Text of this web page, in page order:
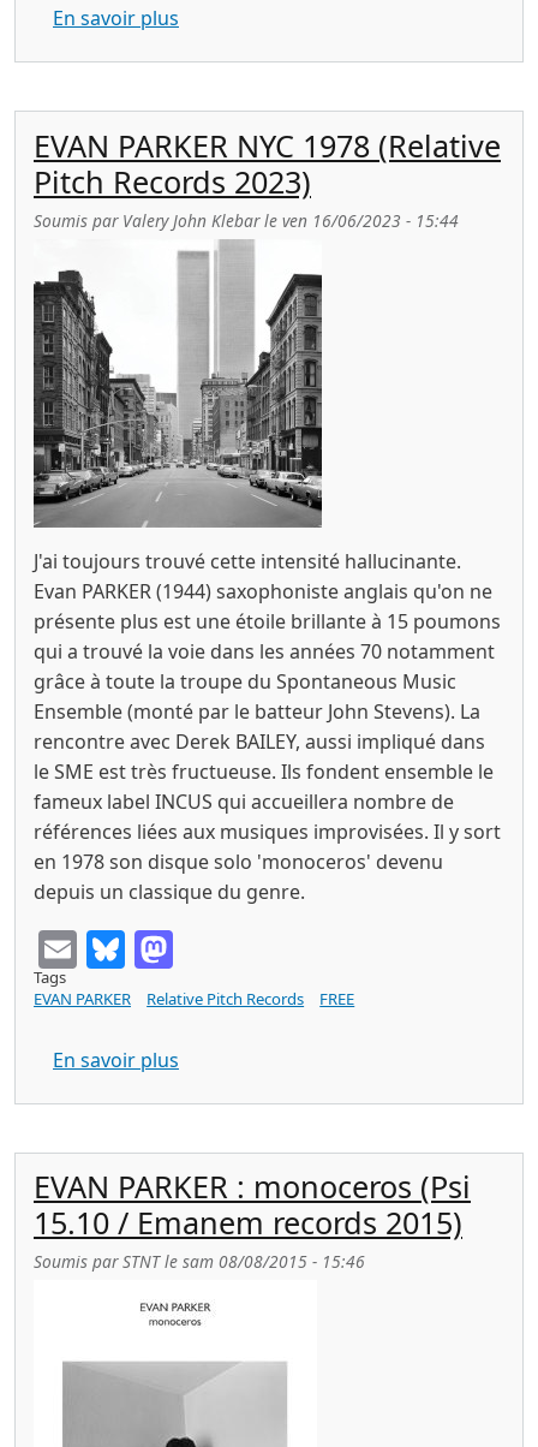
En savoir plus
EVAN PARKER NYC 1978 (Relative
Pitch Records 2023)
Soumis par Valery John Klebarle ven 16/06/2023 - 15:44
J'ai toujours trouvé cette intensité hallucinante.
Evan PARKER (1944) saxophoniste anglais qu'on ne
présente plus est une étoile brillante à 15 poumons
qui a trouvé la voie dans les années 70 notamment
grâce à toute la troupe du Spontaneous Music
Ensemble (monté par le batteur John Stevens). La
rencontre avec Derek BAILEY, aussi impliqué dans
le SME est très fructueuse. Ils fondent ensemble le
fameux label INCUS qui accueillera nombre de
références liées aux musiques improvisées. Il y sort
en 1978 son disque solo 'monoceros' devenu
depuis un classique du genre.
EmailBluesky
Tags
EVAN PARKER
Relative Pitch Records FREE
En savoir plus
EVAN PARKER : monoceros (Psi
15.10 / Emanem records 2015)
Soumis parSTNTle sam 08/08/2015 - 15:46